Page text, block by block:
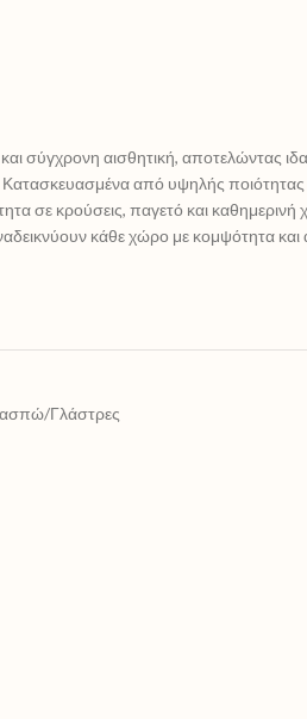
σύγχρονη αισθητική, αποτελώντας
Κατασκευασμένα από υψηλής
σε κρούσεις, παγετό και
κάθε χώρο με κομψότητα και
Γλάστρες